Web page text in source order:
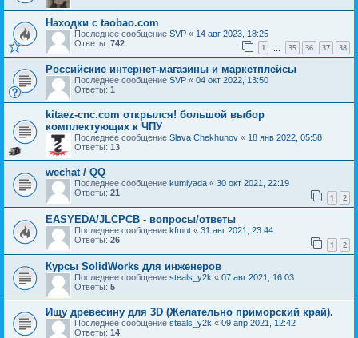
Находки c taobao.com
Последнее сообщение SVP « 14 авг 2023, 18:25
Ответы: 742 1 35 36 37 38
Российские интернет-магазины и маркетплейсы
Последнее сообщение SVP « 04 окт 2022, 13:50
Ответы: 1
kitaez-cnc.com открылся! большой выбор
комплектующих к ЧПУ
Последнее сообщение Slava Chekhunov « 18 янв 2022, 05:58
Ответы: 13
wechat / QQ
Последнее сообщение kumiyada « 30 окт 2021, 22:19
Ответы: 21 1 2
EASYEDA/JLCPCB - вопросы/ответы
Последнее сообщение kfmut « 31 авг 2021, 23:44
Ответы: 26 1 2
Курсы SolidWorks для инженеров
Последнее сообщение steals_y2k « 07 авг 2021, 16:03
Ответы: 5
Ищу древесину для 3D (Желательно приморский край).
Последнее сообщение steals_y2k « 09 апр 2021, 12:42
Ответы: 14